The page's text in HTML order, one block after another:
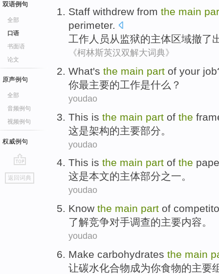
双语例句
全部
口语
书面语
论文
原声例句
全部
音频例句
视频例句
权威例句
go
top
返回词典
Staff withdrew from the main
perimeter.
工作人员 从 监狱的主体区域撤了
《柯林斯英汉双解大词典》
What's the main part of your job
你最主要的工作是什么 ？
youdao
This is the main part of the
这是架构的主要部分 。
youdao
This is the main part of the
这是本文的主体部分之一。
youdao
Know the main part of
了解竞争对手调查的主要内容。
youdao
Make carbohydrates the main
让碳水化合物成为你食物的主要